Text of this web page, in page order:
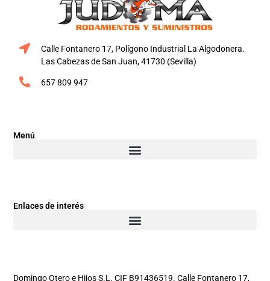
Calle Fontanero 17, Polígono Industrial La Algodonera.
Las Cabezas de San Juan, 41730 (Sevilla)
657 809 947
Menú
Enlaces de interés
Domingo Otero e Hijos S.L. CIF B91436519. Calle Fontanero 17,